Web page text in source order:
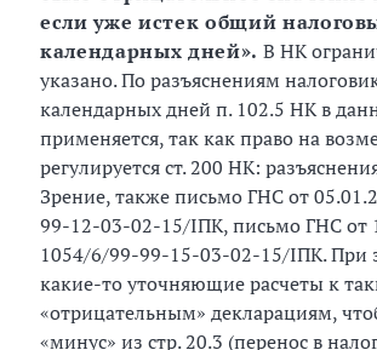
если уже истек общий
календарных дней». В НК
указано. По разъяснениям
календарных дней п. 102.5 НК в
применяется, так как право на
регулируется ст. 200 НК:
Зрение, также письмо ГНС от
99-12-03-02-15/ІПК, письмо ГНС от
1054/6/99-99-15-03-02-15/ІПК. При
какие-то уточняющие расчеты к
«отрицательным» декларациям,
«минус» из стр. 20.3 (перенос в